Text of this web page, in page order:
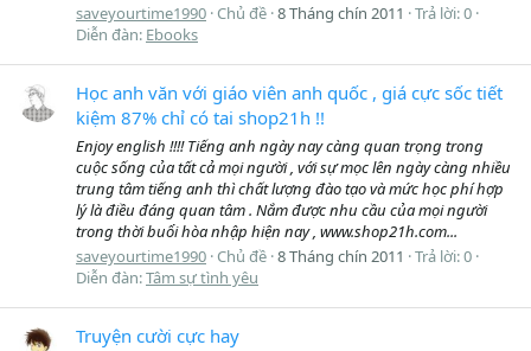
saveyourtime1990 Chủ đề 8 Tháng chín 2011
Trả lời: 0
Diễn đàn: Ebooks
Học anh văn với giáo viên anh quốc , giá cực sốc tiết
kiệm 87% chỉ có tai shop21h !!
Enjoy english !!!! Tiếng anh ngày nay càng quan trọng trong
cuộc sống của tất cả mọi người , với sự mọc lên ngày càng nhiều
trung tâm tiếng anh thì chất lượng đào tạo và mức học phí hợp
lý là điều đáng quan tâm . Nắm được nhu cầu của mọi người
trong thời buổi hòa nhập hiện nay , www.shop21h.com...
saveyourtime1990 Chủ đề 8 Tháng chín 2011
Trả lời: 0
Diễn đàn:Tâm sự tình yêu
Truyện cười cực hay